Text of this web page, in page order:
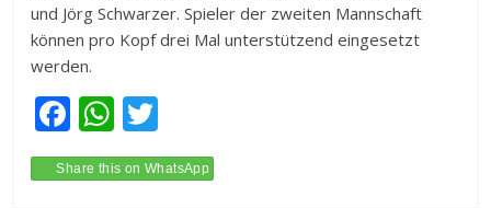
und Jörg Schwarzer. Spieler der zweiten Mannschaft
können pro Kopf drei Mal unterstützend eingesetzt
werden.
F
ac
e
W
h
at
w
itt
Share this on WhatsApp